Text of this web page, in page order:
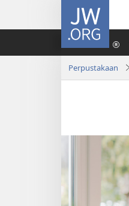
JW.ORG
Perpustakaan